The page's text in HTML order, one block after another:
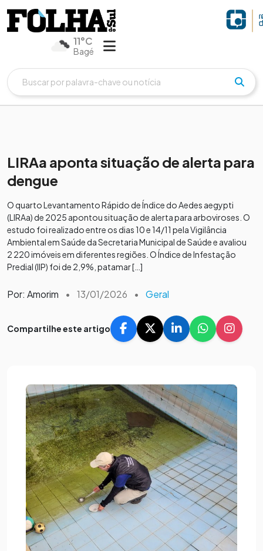
11°C
Bagé
LIRAa aponta situação de alerta para
dengue
O quarto Levantamento Rápido de Índice do Aedes aegypti
(LIRAa) de 2025 apontou situação de alerta para arboviroses. O
estudo foi realizado entre os dias 10 e 14/11 pela Vigilância
Ambiental em Saúde da Secretaria Municipal de Saúde e avaliou
2 220 imóveis em diferentes regiões. O Índice de Infestação
Predial (IIP) foi de 2,9%, patamar […]
Por: Amorim • 13/01/2026 • Geral
Compartilhe este artigo